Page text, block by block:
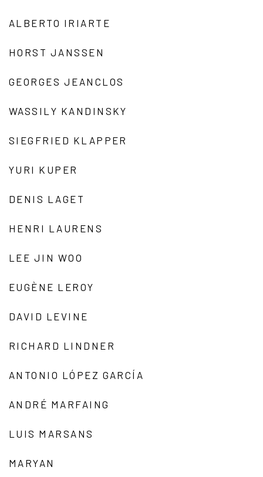
ALBERTO IRIARTE
HORST JANSSEN
GEORGES JEANCLOS
WASSILY KANDINSKY
SIEGFRIED KLAPPER
YURI KUPER
DENIS LAGET
HENRI LAURENS
LEE JIN WOO
EUGÈNE LEROY
DAVID LEVINE
RICHARD LINDNER
ANTONIO LÓPEZ GARCÍA
ANDRÉ MARFAING
LUIS MARSANS
MARYAN